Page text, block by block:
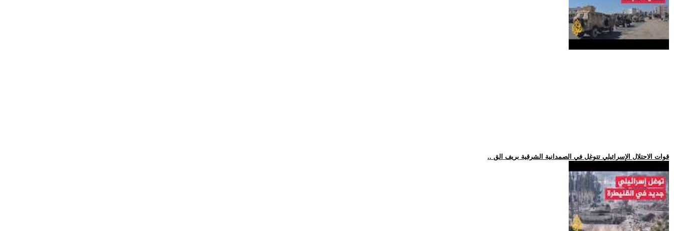
.. قوات الاحتلال الإسرائيلي تتوغل في الصمدانية الشرقية بريف الق